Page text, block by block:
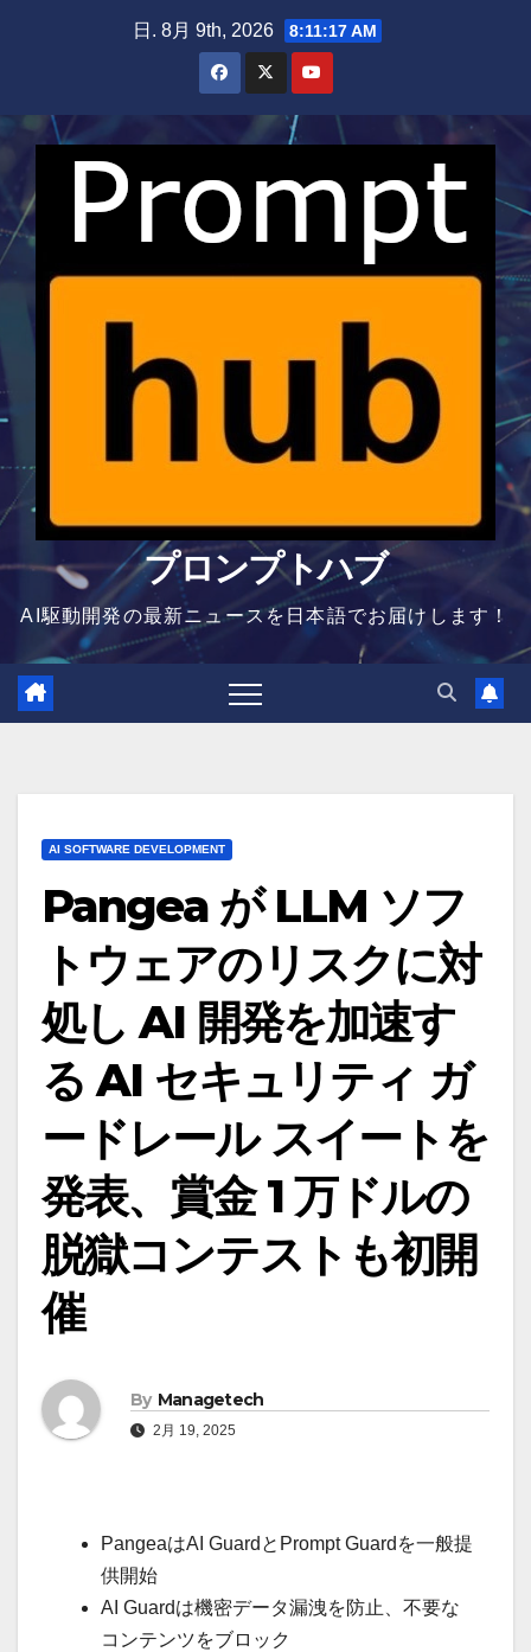
日. 8月 9th, 2026 8:11:18 AM
プロンプトハブ
AI駆動開発の最新ニュースを日本語でお届けします！
AI SOFTWARE DEVELOPMENT
Pangea が LLM ソフ
トウェアのリスクに対
処し AI 開発を加速す
る AI セキュリティ ガ
ードレール スイートを
発表、賞金 1 万ドルの
脱獄コンテストも初開
催
By Managetech
2月 19, 2025
PangeaはAI GuardとPrompt Guardを一般提
供開始
AI Guardは機密データ漏洩を防止、不要な
コンテンツをブロック